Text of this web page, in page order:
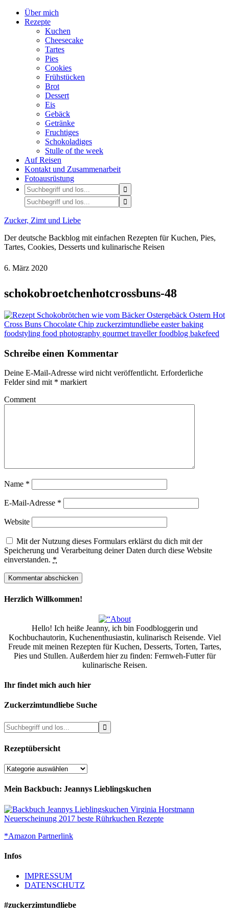
Über mich
Rezepte
Kuchen
Cheesecake
Tartes
Pies
Cookies
Frühstücken
Brot
Dessert
Eis
Gebäck
Getränke
Fruchtiges
Schokoladiges
Stulle of the week
Auf Reisen
Kontakt und Zusammenarbeit
Fotoausrüstung
Zucker, Zimt und Liebe
Der deutsche Backblog mit einfachen Rezepten für Kuchen, Pies,
Tartes, Cookies, Desserts und kulinarische Reisen
6. März 2020
schokobroetchenhotcrossbuns-48
Schreibe einen Kommentar
Deine E-Mail-Adresse wird nicht veröffentlicht. Erforderliche
Felder sind mit * markiert
Comment
Name *
E-Mail-Adresse *
Website
Mit der Nutzung dieses Formulars erklärst du dich mit der
Speicherung und Verarbeitung deiner Daten durch diese Website
einverstanden. *
Herzlich Willkommen!
Hello! Ich heiße Jeanny, ich bin Foodbloggerin und
Kochbuchautorin, Kuchenenthusiastin, kulinarisch Reisende. Viel
Freude mit meinen Rezepten für Kuchen, Desserts, Torten, Tartes,
Pies und Stullen. Außerdem hier zu finden: Fernweh-Futter für
kulinarische Reisen.
Ihr findet mich auch hier
Zuckerzimtundliebe Suche
Rezeptübersicht
Rezeptübersicht
Mein Backbuch: Jeannys Lieblingskuchen
*Amazon Partnerlink
Infos
IMPRESSUM
DATENSCHUTZ
#zuckerzimtundliebe